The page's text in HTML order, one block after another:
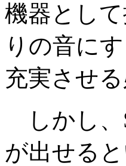
機器とし
りの音に
充実させ
しかし、
が出せる